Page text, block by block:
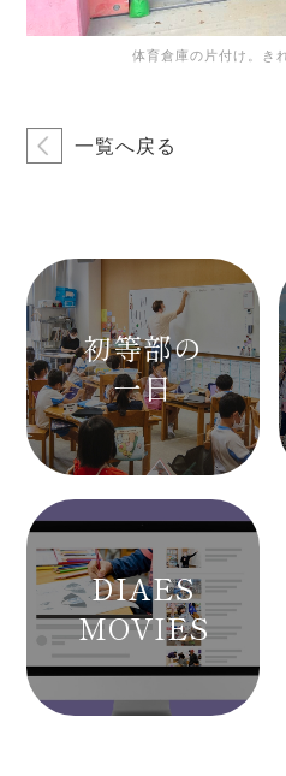
体育倉庫の片付け。き
一覧へ戻る
初等部の
一日
DIAES
MOVIES